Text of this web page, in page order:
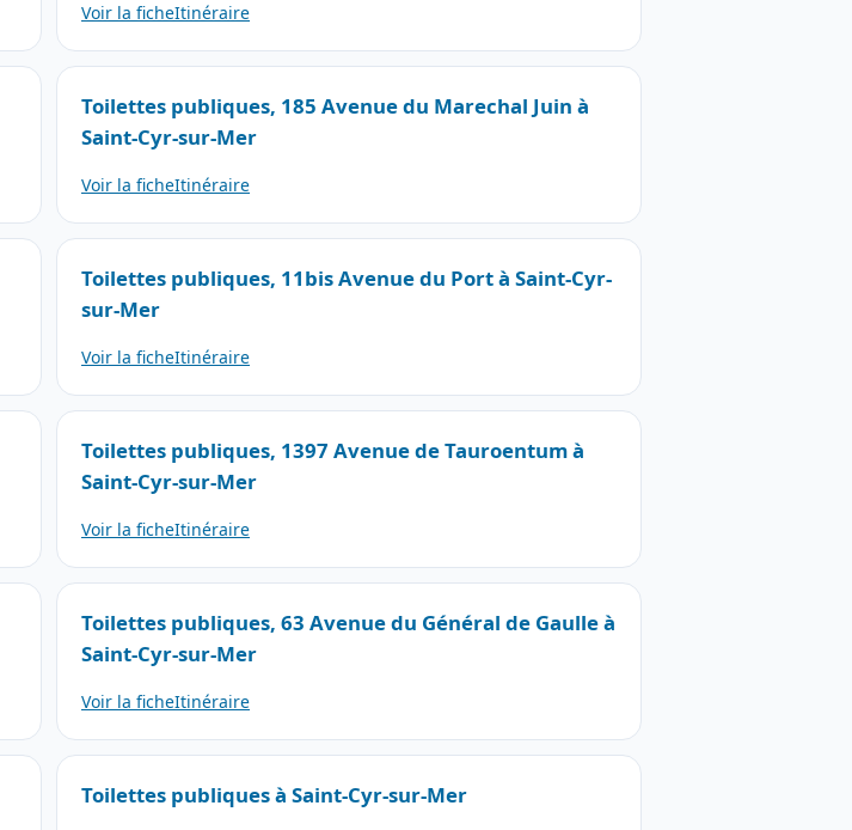
Voir la ficheItinéraire
Toilettes publiques, 185 Avenue du Marechal Juin à
Saint-Cyr-sur-Mer
Voir la ficheItinéraire
Toilettes publiques, 11bis Avenue du Port à Saint-Cyr-
sur-Mer
Voir la ficheItinéraire
Toilettes publiques, 1397 Avenue de Tauroentum à
Saint-Cyr-sur-Mer
Voir la ficheItinéraire
Toilettes publiques, 63 Avenue du Général de Gaulle à
Saint-Cyr-sur-Mer
Voir la ficheItinéraire
Toilettes publiques à Saint-Cyr-sur-Mer